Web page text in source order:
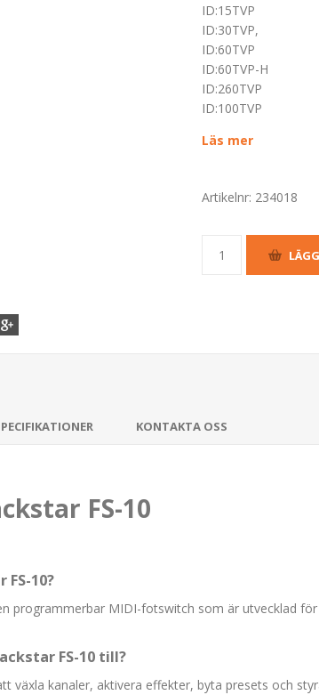
ID:15TVP
ID:30TVP,
ID:60TVP
ID:60TVP-H
ID:260TVP
ID:100TVP
Läs mer
Artikelnr: 234018
KONTAKTA OSS
FS-10
10?
programmerbar MIDI-fotswitch som är utvecklad
FS-10 till?
växla kanaler, aktivera effekter, byta presets och